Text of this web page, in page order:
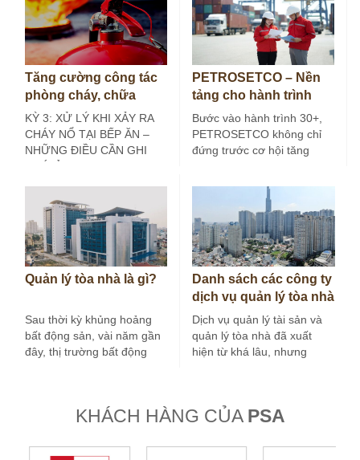
Tăng cường công tác
phòng cháy, chữa
cháy tại bếp ăn công
nghiệp (Kỳ 3)
KỲ 3: XỬ LÝ KHI XẢY RA
CHÁY NỔ TẠI BẾP ĂN –
NHỮNG ĐIỀU CẦN GHI
PETROSETCO – Nền
tảng cho hành trình
30+
Bước vào hành trình 30+,
PETROSETCO không chỉ
đứng trước cơ hội tăng
Quản lý tòa nhà là gì?
Sau thời kỳ khủng hoảng
bất động sản, vài năm gần
đây, thị trường bất động
Danh sách các công ty
dịch vụ quản lý tòa nhà
tại Hà Nội
Dịch vụ quản lý tài sản và
quản lý tòa nhà đã xuất
hiện từ khá lâu, nhưng
KHÁCH HÀNG CỦA PSA